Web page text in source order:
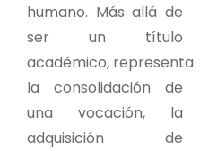
humano. Más allá de
ser un título
académico, representa
la consolidación de
una vocación, la
adquisición de